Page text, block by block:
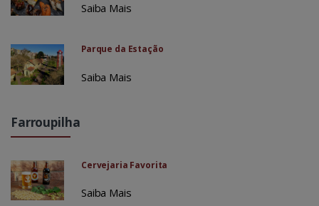
Saiba Mais
Parque da Estação
Saiba Mais
Farroupilha
Cervejaria Favorita
Saiba Mais